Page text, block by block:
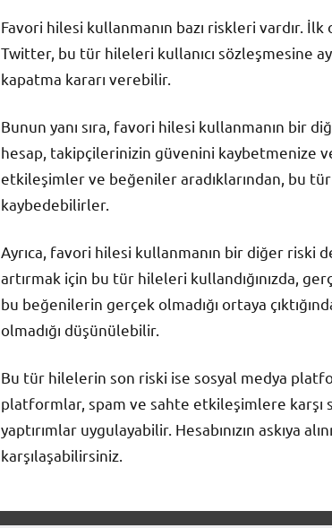
Favori hilesi kullanmanın bazı riskleri vardır. İlk
Twitter, bu tür hileleri kullanıcı sözleşmesine
kapatma kararı verebilir.
Bunun yanı sıra, favori hilesi kullanmanın bir
hesap, takipçilerinizin güvenini kaybetmenize
etkileşimler ve beğeniler aradıklarından, bu tür
kaybedebilirler.
Ayrıca, favori hilesi kullanmanın bir diğer riski
artırmak için bu tür hileleri kullandığınızda,
bu beğenilerin gerçek olmadığı ortaya
olmadığı düşünülebilir.
Bu tür hilelerin son riski ise sosyal medya
platformlar, spam ve sahte etkileşimlere karşı
yaptırımlar uygulayabilir. Hesabınızın askıya
karşılaşabilirsiniz.